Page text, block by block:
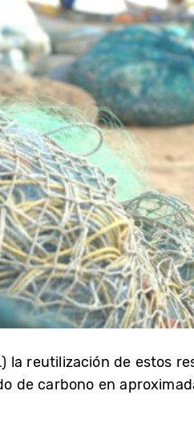
la reutilización de estos
de carbono en